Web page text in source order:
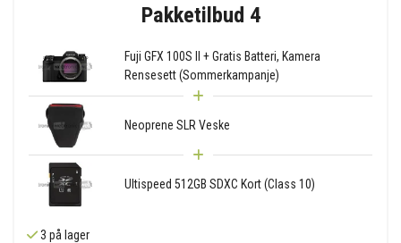
Pakketilbud 4
Fuji GFX 100S II + Gratis Batteri, Kamera
Rensesett (Sommerkampanje)
Neoprene SLR Veske
Ultispeed 512GB SDXC Kort (Class 10)
3 på lager